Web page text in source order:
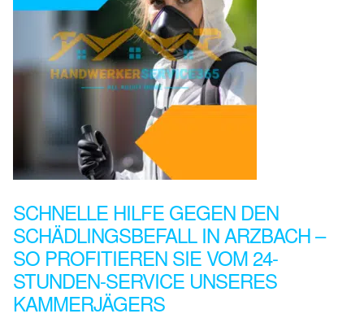
SCHNELLE HILFE GEGEN DEN
SCHÄDLINGSBEFALL IN ARZBACH –
SO PROFITIEREN SIE VOM 24-
STUNDEN-SERVICE UNSERES
KAMMERJÄGERS